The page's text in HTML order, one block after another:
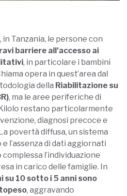
Tanzania, le persone con
barriere all’accesso ai
, in particolare i bambini
opera in quest’area dal
della Riabilitazione su
, ma le aree periferiche di
restano particolarmente
diagnosi precoce e
povertà diffusa, un sistema
l’assenza di dati aggiornati
l’individuazione
in carico delle famiglie. In
su 10 sotto i 5 anni sono
, aggravando